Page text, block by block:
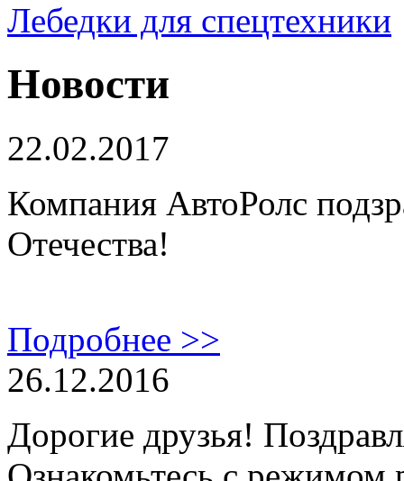
Лебедки для спецтехники
Новости
22.02.2017
Компания АвтоРолс
Отечества!
Подробнее >>
26.12.2016
Дорогие друзья!